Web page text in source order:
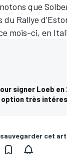
que
Rallye
mois-ci, en
signer Loeb en
option très
cet